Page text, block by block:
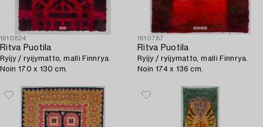
1610824
Ritva Puotila
Ryijy / ryijymatto, malli Finnrya.
Noin 170 x 130 cm.
1610787
Ritva Puotila
Ryijy / ryijymatto, malli Finnrya.
Noin 174 x 136 cm.